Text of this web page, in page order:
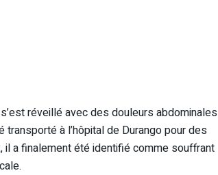
réveillé avec des douleurs abdominales
à l’hôpital de Durango pour des
a finalement été identifié comme souffrant